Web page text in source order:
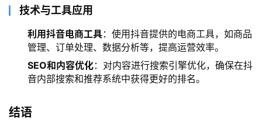
技术与工具应用
利用抖音电商工具：使用抖音提供的电商工具，如商品
管理、订单处理、数据分析等，提高运营效率。
SEO和内容优化：对内容进行搜索引擎优化，确保在抖
音内部搜索和推荐系统中获得更好的排名。
结语